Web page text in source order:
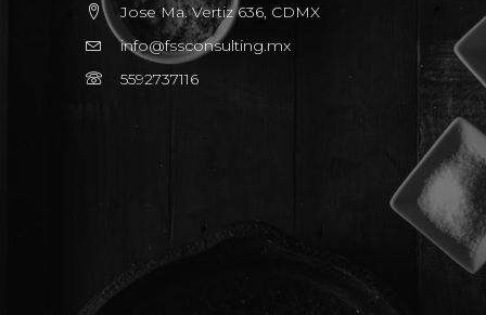
Jose Ma. Vertiz 636, CDMX
info@fssconsulting.mx
5592737116